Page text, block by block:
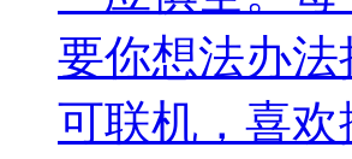
要你想法办
可联机，喜